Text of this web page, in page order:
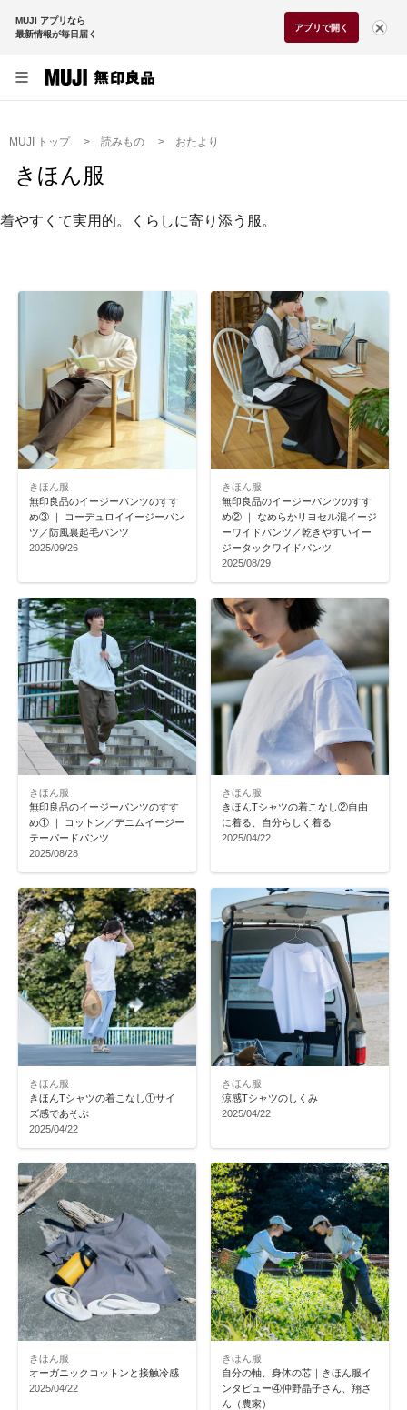
MUJI アプリなら
最新情報が毎日届く
アプリで開く
MUJI トップ 読みもの おたより
きほん服
着やすくて実用的。くらしに寄り添う服。
きほん服
無印良品のイージーパンツのすす
め③ ｜ コーデュロイイージーパン
ツ／防風裏起毛パンツ
2025/09/26
きほん服
無印良品のイージーパンツのすす
め② ｜ なめらかリヨセル混イージ
ーワイドパンツ／乾きやすいイー
ジータックワイドパンツ
2025/08/29
きほん服
無印良品のイージーパンツのすす
め① ｜ コットン／デニムイージー
テーパードパンツ
2025/08/28
きほん服
きほんTシャツの着こなし②自由
に着る、自分らしく着る
2025/04/22
きほん服
きほんTシャツの着こなし①サイ
ズ感であそぶ
2025/04/22
きほん服
涼感Tシャツのしくみ
2025/04/22
きほん服
オーガニックコットンと接触冷感
2025/04/22
きほん服
自分の軸、身体の芯｜きほん服イ
ンタビュー④仲野晶子さん、翔さ
ん（農家）